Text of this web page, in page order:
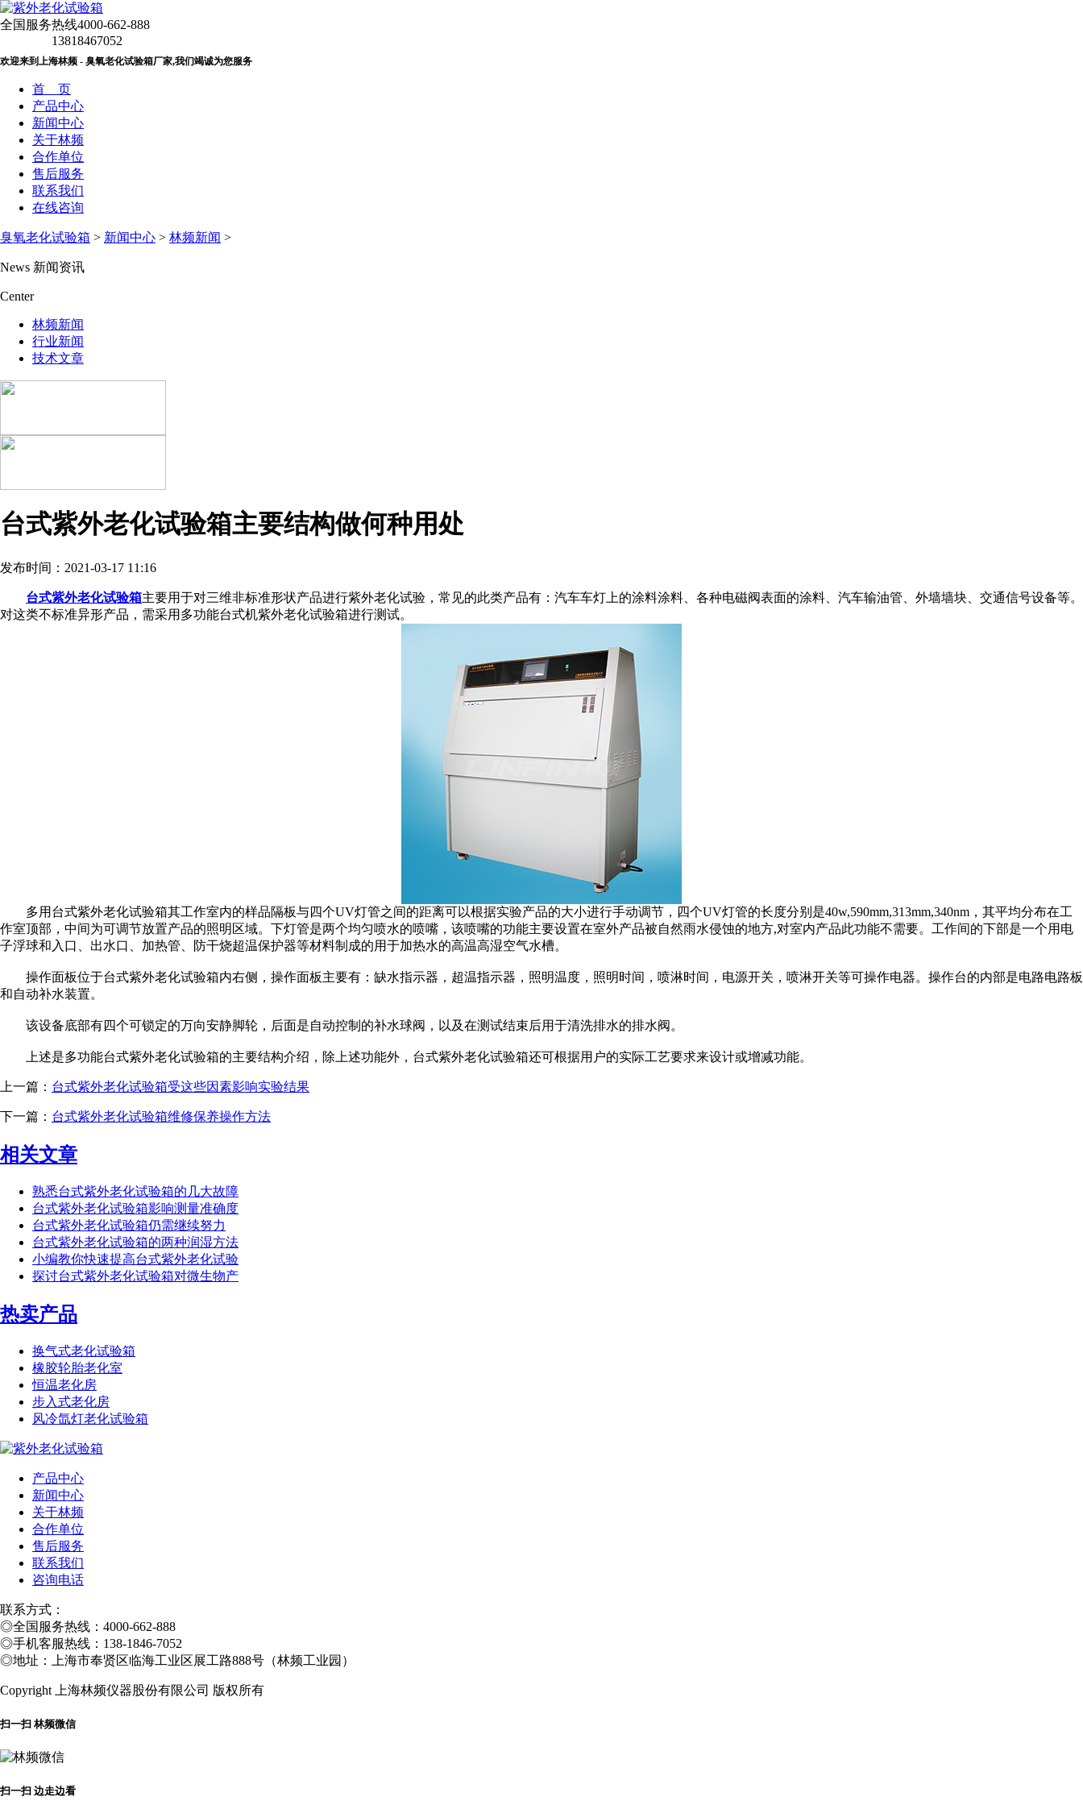
全国服务热线4000-662-888
13818467052
欢迎来到上海林频 - 臭氧老化试验箱厂家,我们竭诚为您服务
首 页
产品中心
新闻中心
关于林频
合作单位
售后服务
联系我们
在线咨询
臭氧老化试验箱 > 新闻中心 > 林频新闻 >
News 新闻资讯
Center
林频新闻
行业新闻
技术文章
台式紫外老化试验箱主要结构做何种用处
发布时间：2021-03-17 11:16
台式紫外老化试验箱主要用于对三维非标准形状产品进行紫外老化试验，常见的此类产品有：汽车车灯上的涂料涂料、各种电磁阀表面的涂料、汽车输油管、外墙墙块、交通信号设备等。
对这类不标准异形产品，需采用多功能台式机紫外老化试验箱进行测试。
多用台式紫外老化试验箱其工作室内的样品隔板与四个UV灯管之间的距离可以根据实验产品的大小进行手动调节，四个UV灯管的长度分别是40w,590mm,313mm,340nm，其平均分布在工
作室顶部，中间为可调节放置产品的照明区域。下灯管是两个均匀喷水的喷嘴，该喷嘴的功能主要设置在室外产品被自然雨水侵蚀的地方,对室内产品此功能不需要。工作间的下部是一个用电
子浮球和入口、出水口、加热管、防干烧超温保护器等材料制成的用于加热水的高温高湿空气水槽。
操作面板位于台式紫外老化试验箱内右侧，操作面板主要有：缺水指示器，超温指示器，照明温度，照明时间，喷淋时间，电源开关，喷淋开关等可操作电器。操作台的内部是电路电路板
和自动补水装置。
该设备底部有四个可锁定的万向安静脚轮，后面是自动控制的补水球阀，以及在测试结束后用于清洗排水的排水阀。
上述是多功能台式紫外老化试验箱的主要结构介绍，除上述功能外，台式紫外老化试验箱还可根据用户的实际工艺要求来设计或增减功能。
上一篇： 台式紫外老化试验箱受这些因素影响实验结果
下一篇： 台式紫外老化试验箱维修保养操作方法
相关文章
熟悉台式紫外老化试验箱的几大故障
台式紫外老化试验箱影响测量准确度
台式紫外老化试验箱仍需继续努力
台式紫外老化试验箱的两种润湿方法
小编教你快速提高台式紫外老化试验
探讨台式紫外老化试验箱对微生物产
热卖产品
换气式老化试验箱
橡胶轮胎老化室
恒温老化房
步入式老化房
风冷氙灯老化试验箱
产品中心
新闻中心
关于林频
合作单位
售后服务
联系我们
咨询电话
联系方式：
◎全国服务热线：4000-662-888
◎手机客服热线：138-1846-7052
◎地址：上海市奉贤区临海工业区展工路888号（林频工业园）
Copyright 上海林频仪器股份有限公司 版权所有
扫一扫 林频微信
扫一扫 边走边看